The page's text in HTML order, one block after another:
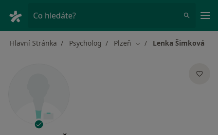
Co hledáte?
Hlavní Stránka Psycholog Plzeň Změna města
Lenka Šimková